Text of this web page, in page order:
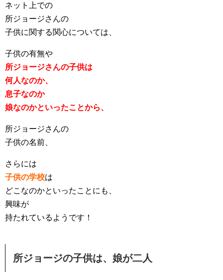
ネット上での
所ジョージさんの
子供に関する関心については、
子供の有無や
所ジョージさんの子供は
何人なのか、
息子なのか
娘なのかといったことから、
所ジョージさんの
子供の名前、
さらには
子供の学校は
どこなのかといったことにも、
興味が
持たれているようです！
所ジョージの子供は、娘が二人